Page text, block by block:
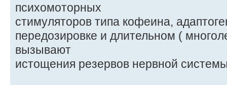
психомоторных
стимуляторов типа кофеина,
передозировке и длительном (
вызывают
истощения резервов нервной